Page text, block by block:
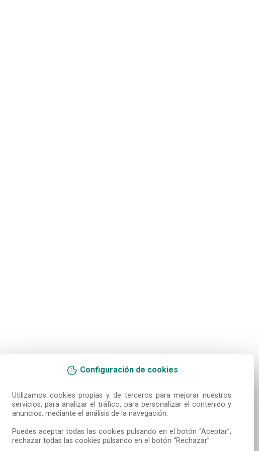
Configuración de cookies
Utilizamos cookies propias y de terceros para mejorar nuestros
servicios, para analizar el tráfico, para personalizar el contenido y
anuncios, mediante el análisis de la navegación.
Puedes aceptar todas las cookies pulsando en el botón “Aceptar”,
rechazar todas las cookies pulsando en el botón “Rechazar”